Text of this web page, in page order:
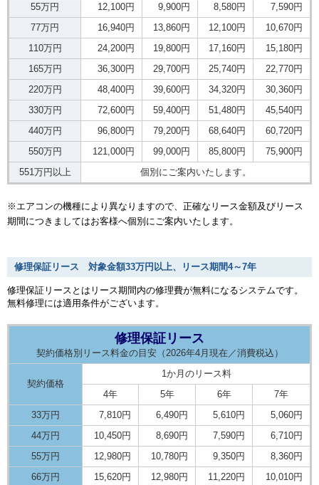
55万円
12,100円 9,900円 8,580円
7,590円
77万円
16,940円 13,860円 12,100円
10,670円
110万円
24,200円 19,800円 17,160円
15,180円
165万円
36,300円 29,700円 25,740円
22,770円
220万円
48,400円 39,600円 34,320円
30,360円
330万円
72,600円 59,400円 51,480円
45,540円
440万円
96,800円 79,200円 68,640円
60,720円
550万円
121,000円 99,000円 85,800円
75,900円
551万円以上
個別にご案内いたします。
※エアコンの機種により異なりますので、正確なリース金額及びリース
期間につきましてはお客様へ個別にご案内いたします。
修理保証リース 対象金額33万円以上、リース期間4～7年
修理保証リースとはリース期間内の修理費が無料になるシステムです。
無料修理には適用条件がございます。
修理保証リース
契約価格別リース料金の目安（2026年4月現在／消費税込）
契約価格
1か月のリース料
4年
5年 6年
7年
33万円
7,810円 6,490円 5,610円
5,060円
44万円
10,450円 8,690円 7,590円
6,710円
55万円
12,980円 10,780円 9,350円
8,360円
66万円
15,620円 12,980円 11,220円 10,010円